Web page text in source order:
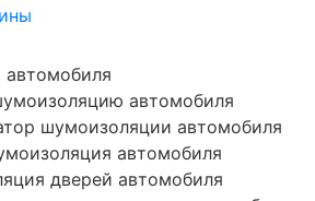
автомобиля
шумоизоляции автомобиля
автомобиля
дверей автомобиля